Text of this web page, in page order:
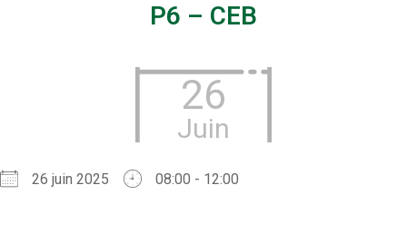
P6 – CEB
26
Juin
26 juin 2025 08:00 - 12:00